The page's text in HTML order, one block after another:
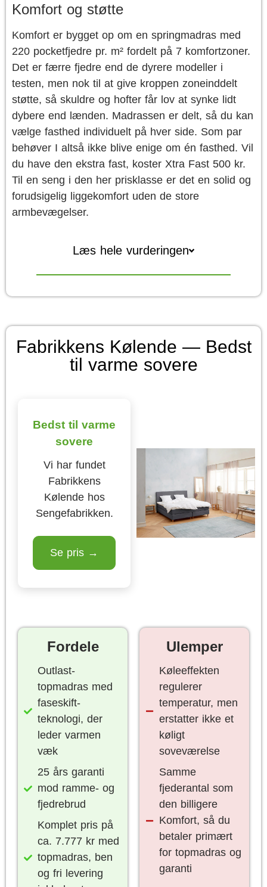
Komfort og støtte
Komfort er bygget op om en springmadras med
220 pocketfjedre pr. m² fordelt på 7 komfortzoner.
Det er færre fjedre end de dyrere modeller i
testen, men nok til at give kroppen zoneinddelt
støtte, så skuldre og hofter får lov at synke lidt
dybere end lænden. Madrassen er delt, så du kan
vælge fasthed individuelt på hver side. Som par
behøver I altså ikke blive enige om én fasthed. Vil
du have den ekstra fast, koster Xtra Fast 500 kr.
Til en seng i den her prisklasse er det en solid og
forudsigelig liggekomfort uden de store
armbevægelser.
Læs hele vurderingen
Fabrikkens Kølende — Bedst
til varme sovere
Bedst til varme
sovere
Vi har fundet
Fabrikkens
Kølende hos
Sengefabrikken.
Se pris →
Fordele
Outlast-
topmadras med
faseskift-
teknologi, der
leder varmen
væk
25 års garanti
mod ramme- og
fjedrebrud
Komplet pris på
ca. 7.777 kr med
topmadras, ben
og fri levering
Ulemper
Køleeffekten
regulerer
temperatur, men
erstatter ikke et
køligt
soveværelse
Samme
fjederantal som
den billigere
Komfort, så du
betaler primært
for topmadras og
garanti